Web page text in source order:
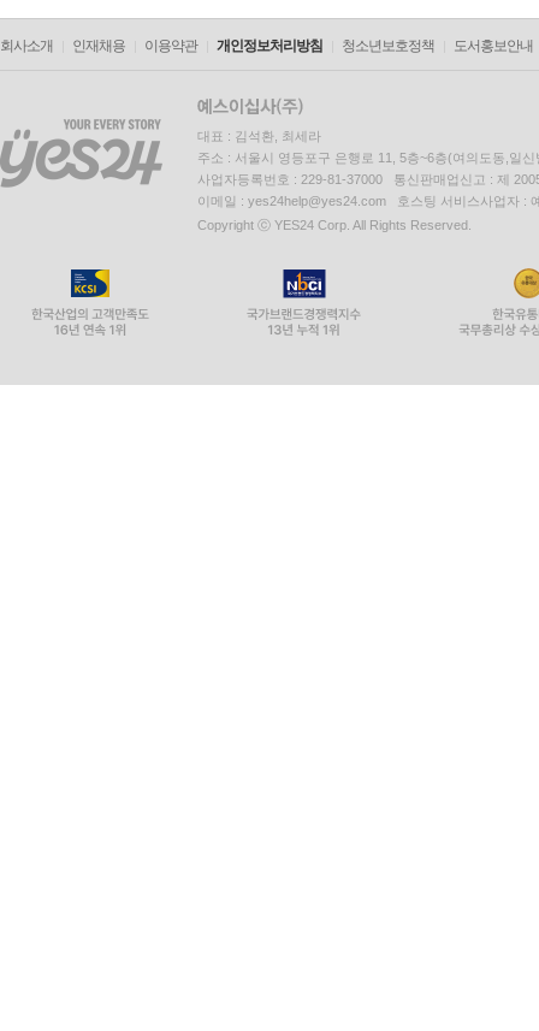
회사소개 인재채용 이용약관 개인정보처리방침 청소년보호정책 도서홍보안내
대표 : 김석환, 최세라
주소 : 서울시 영등포구 은행로 11, 5층~6층(여의도동,일신
사업자등록번호 : 229-81-37000 통신판매업신고 : 제
이메일 : yes24help@yes24.com 호스팅 서비스사업자 :
Copyright ⓒ YES24 Corp. All Rights Reserved.